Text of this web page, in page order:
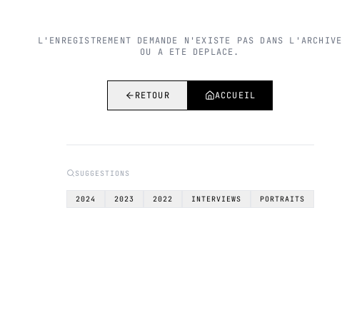
L'ENREGISTREMENT DEMANDE N'EXISTE PAS DANS L'ARCHIVE
OU A ETE DEPLACE.
RETOUR ACCUEIL
SUGGESTIONS
2024 2023 2022 INTERVIEWS PORTRAITS